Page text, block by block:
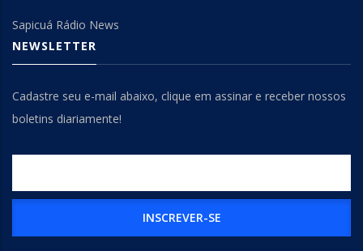
Sapicuá Rádio News
NEWSLETTER
Cadastre seu e-mail abaixo, clique em assinar e receber nossos
boletins diariamente!